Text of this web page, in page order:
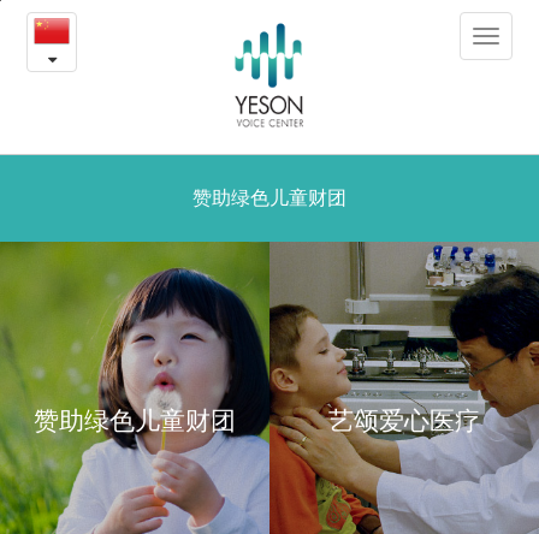
艺
颂
心
疗
目
Toggle
赞助绿色儿童财团
赞助绿色儿童财团 艺颂爱心医疗